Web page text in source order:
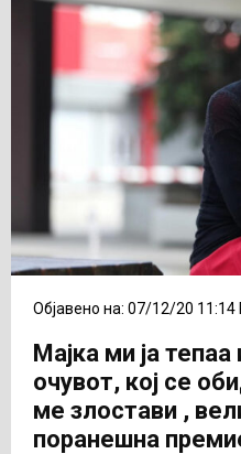
Објавено на: 07/12/20 11:14
Мајка ми ја
очувот, кој се
ме злостави ,
поранешна